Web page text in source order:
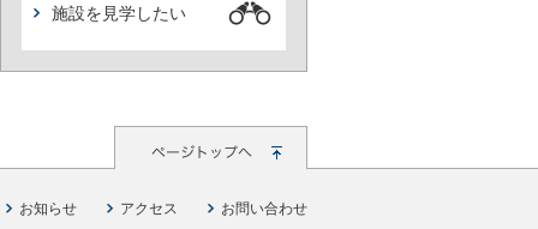
施設を見学したい
お知らせ アクセス お問い合わせ